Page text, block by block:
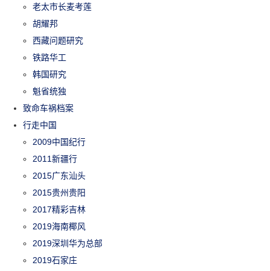
老太市长麦考莲
胡耀邦
西藏问题研究
铁路华工
韩国研究
魁省统独
致命车祸档案
行走中国
2009中国纪行
2011新疆行
2015广东汕头
2015贵州贵阳
2017精彩吉林
2019海南椰风
2019深圳华为总部
2019石家庄